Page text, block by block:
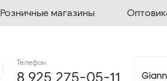
Розничные магазины
Телефон
8 925 275-05-11